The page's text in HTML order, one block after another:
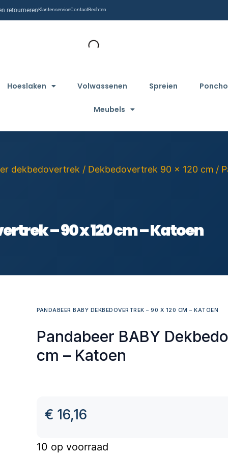
retournerenKlantenserviceContactRechten
Hoeslaken Volwassenen Spreien Poncho
Meubels
dekbedovertrek / Dekbedovertrek 90 x 120 cm /
– 90 x 120 cm – Katoen
PANDABEER BABY DEKBEDOVERTREK – 90 X 120 CM – KATOEN
Pandabeer BABY
cm – Katoen
€ 16,16
10 op voorraad